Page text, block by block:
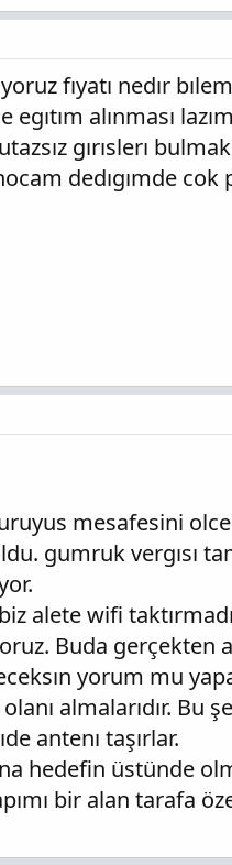
fıyatı nedır
egıtım alınması
gırıslerı
dedıgımde cok
mesafesini
gumruk vergısı
alete wifi
Buda gerçekten
yorum mu
almalarıdır.
antenı taşırlar.
hedefin üstünde
bir alan tarafa